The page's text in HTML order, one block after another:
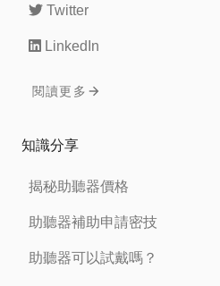
Twitter
LinkedIn
閱讀更多
知識分享
揭秘助聽器價格
助聽器補助申請密技
助聽器可以試戴嗎？